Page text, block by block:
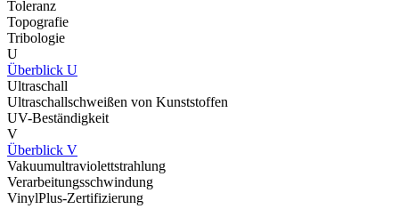
Toleranz
Topografie
Tribologie
U
Überblick U
Ultraschall
Ultraschallschweißen von Kunststoffen
UV-Beständigkeit
V
Überblick V
Vakuumultraviolettstrahlung
Verarbeitungsschwindung
VinylPlus-Zertifizierung